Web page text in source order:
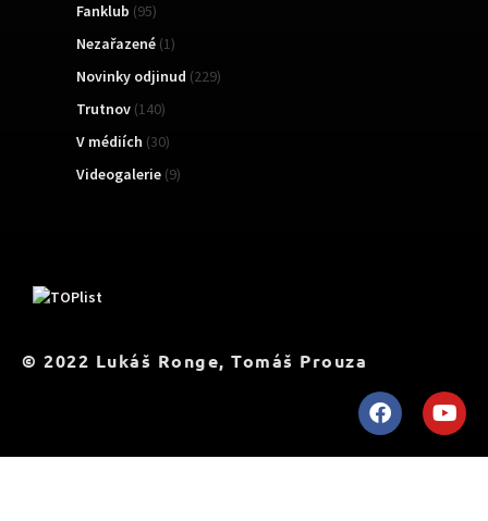
Fanklub (95)
Nezařazené (1)
Novinky odjinud (229)
Trutnov (140)
V médiích (30)
Videogalerie (9)
© 2022 Lukáš Ronge, Tomáš Prouza